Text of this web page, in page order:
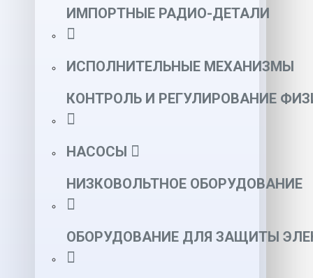
ИМПОРТНЫЕ РАДИО-ДЕТАЛИ
ИСПОЛНИТЕЛЬНЫЕ МЕХАНИЗМЫ
КОНТРОЛЬ И РЕГУЛИРОВАНИЕ
НАСОСЫ
НИЗКОВОЛЬТНОЕ ОБОРУДОВАНИЕ
ОБОРУДОВАНИЕ ДЛЯ ЗАЩИТЫ